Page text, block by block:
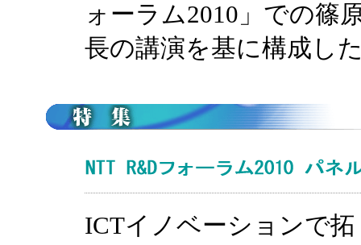
ォーラム2010」での篠
長の講演を基に構成し
ICTイノベーションで